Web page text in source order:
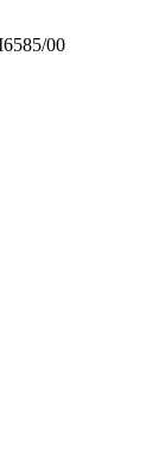
00